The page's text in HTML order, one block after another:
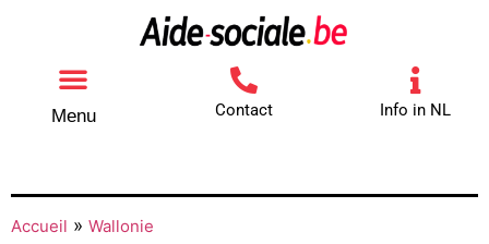
Menu Contact Info in NL
Accueil » Wallonie